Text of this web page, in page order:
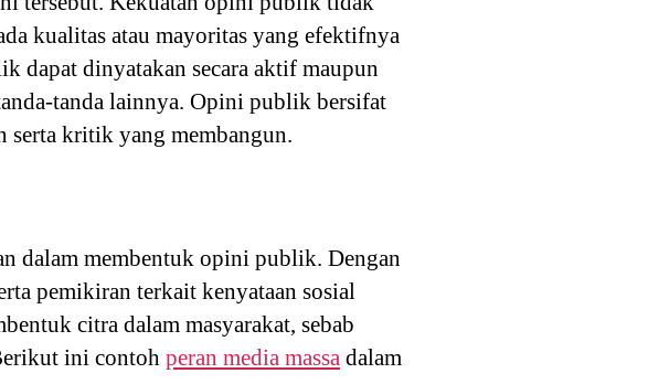
kualitas atau mayoritas yang efektifnya
dapat dinyatakan secara aktif maupun
tanda lainnya. Opini publik bersifat
serta kritik yang membangun.
dalam membentuk opini publik. Dengan
pemikiran terkait kenyataan sosial
citra dalam masyarakat, sebab
ini contoh peran media massa dalam